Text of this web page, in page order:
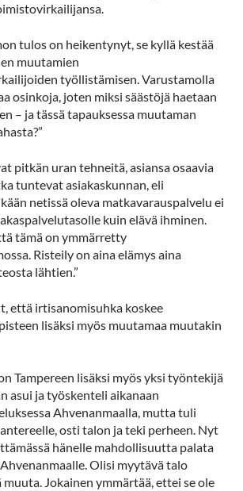
tulos on heikentynyt, se kyllä kestää
muutamien
työllistämisen. Varustamolla
osinkoja, joten miksi säästöjä haetaan
– ja tässä tapauksessa muutaman
pitkän uran tehneitä, asiansa osaavia
tuntevat asiakaskunnan, eli
netissä oleva matkavarauspalvelu ei
kuin elävä ihminen.
tämä on ymmärretty
Risteily on aina elämys aina
lähtien.”
että irtisanomisuhka koskee
lisäksi myös muutamaa muutakin
Tampereen lisäksi myös yksi työntekijä
asui ja työskenteli aikanaan
Ahvenanmaalla, mutta tuli
osti talon ja teki perheen. Nyt
hänelle mahdollisuutta palata
Olisi myytävä talo
Jokainen ymmärtää, ettei se ole